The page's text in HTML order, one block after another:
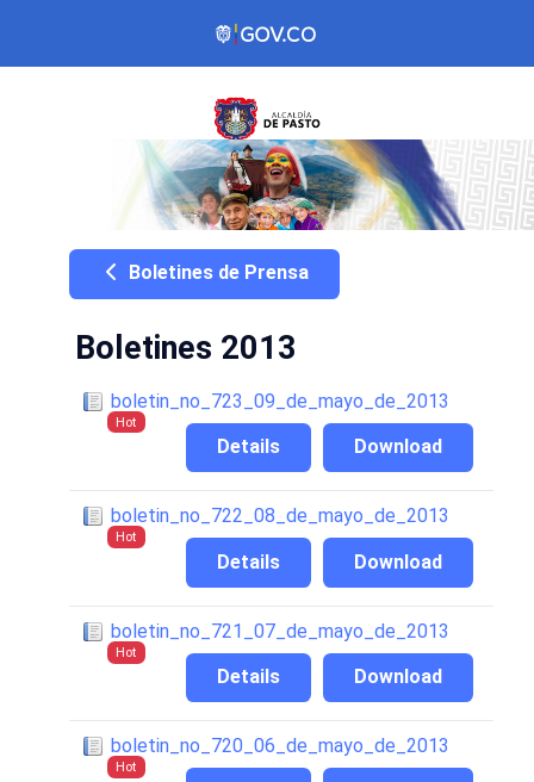
Boletines de Prensa
Boletines 2013
boletin_no_723_09_de_mayo_de_2013
Hot
Download
Details
boletin_no_722_08_de_mayo_de_2013
Hot
Download
Details
boletin_no_721_07_de_mayo_de_2013
Hot
Download
Details
boletin_no_720_06_de_mayo_de_2013
Hot